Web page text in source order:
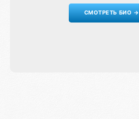
СМОТРЕТЬ БИО →